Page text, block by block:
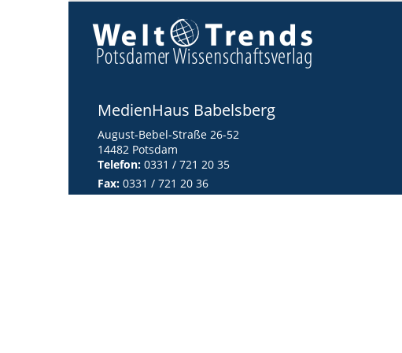
MedienHaus Babelsberg
August-Bebel-Straße 26-52
14482 Potsdam
Telefon: 0331 / 721 20 35
Fax: 0331 / 721 20 36